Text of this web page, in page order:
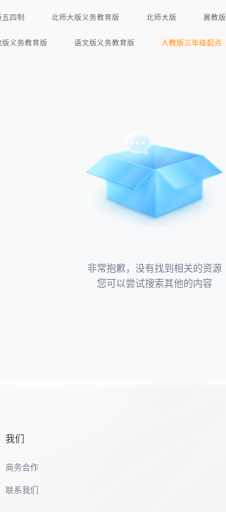
四制 北师大版义务教育版 北师大版 冀教版
版义务教育版 语文版义务教育版 人教版三年级起点
非常抱歉，没有找到相关的资源
您可以尝试搜索其他的内容
我们
商务合作
联系我们